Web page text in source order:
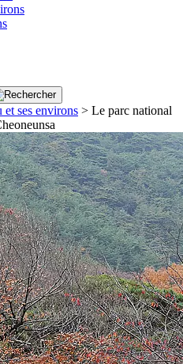
et ses environs > Le parc national